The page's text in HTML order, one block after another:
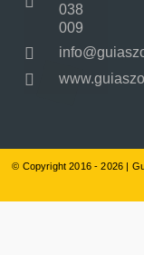
038
009
© Copyright 2016 - 2026 |